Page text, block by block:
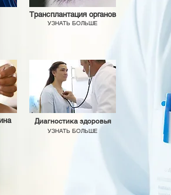
Трансплантация органов
УЗНАТЬ БОЛЬШЕ
Диагностика здоровья
УЗНАТЬ БОЛЬШЕ